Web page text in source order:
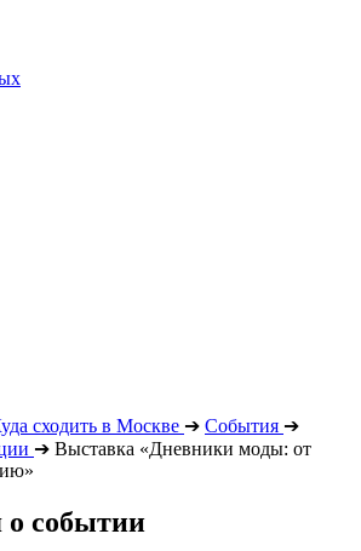
сходить в Москве ➔ События ➔
➔ Выставка «Дневники моды: от
событии